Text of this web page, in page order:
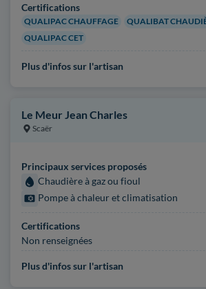
Certifications
QUALIPAC CHAUFFAGE
QUALIBAT
QUALIPAC CET
Plus d'infos sur l'artisan
Le Meur Jean Charles
Scaër
Principaux services proposés
Chaudière à gaz ou fioul
Pompe à chaleur et climatisation
Certifications
Non renseignées
Plus d'infos sur l'artisan